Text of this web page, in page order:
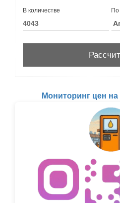
В количестве По
Мониторинг цен